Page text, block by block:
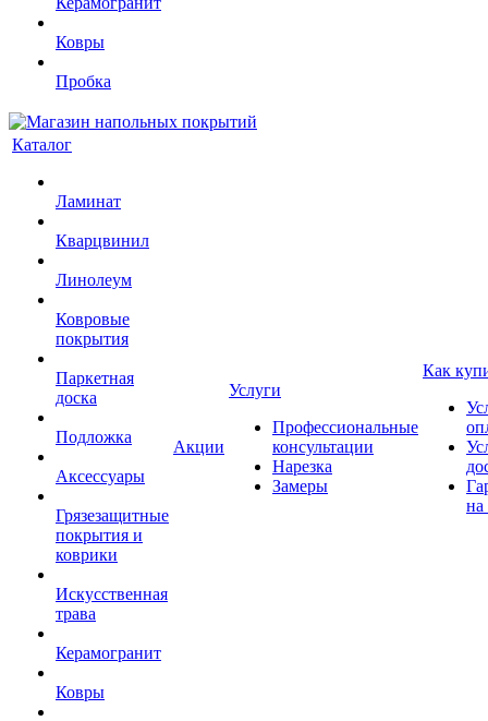
Ковры
Пробка
Каталог
Ламинат
Кварцвинил
Линолеум
Ковровые
покрытия
Паркетная
доска
Подложка
Аксессуары
Грязезащитные
покрытия и
коврики
Искусственная
трава
Керамогранит
Ковры
Акции
Услуги
Профессиональные
консультации
Нарезка
Замеры
Как
на